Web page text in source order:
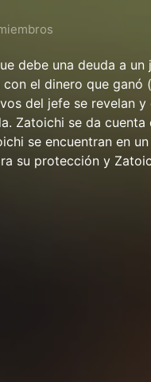
debe una deuda a un
el dinero que ganó
del jefe se revelan
Zatoichi se da
se encuentran en
su protección y